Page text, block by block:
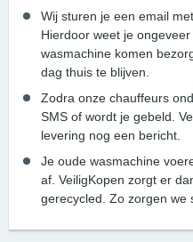
Wij sturen je een email
Hierdoor weet je
wasmachine komen
dag thuis te blijven.
Zodra onze chauffeurs
SMS of wordt je gebeld.
levering nog een bericht.
Je oude wasmachine
af. VeiligKopen zorgt er
gerecycled. Zo zorgen we